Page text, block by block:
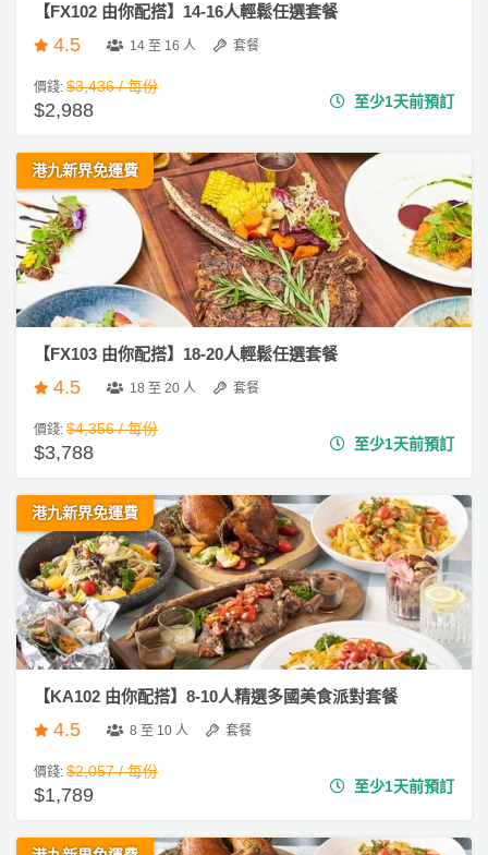
地
佈
置
用
即
食
即
煮
系
列
聚
會
拍
拖
廳
B
B
Q
場
地
新
奇
玩
體
婚
禮
親
子
動
清
單
助
餐
【FX102 由你配搭】14-16人輕鬆任選套餐
4.5 14 至 16 人 套餐
價錢: $3,436 / 每份
$2,988 至少1天前預訂
港九新界免運費
【FX103 由你配搭】18-20人輕鬆任選套餐
4.5 18 至 20 人 套餐
價錢: $4,356 / 每份
$3,788 至少1天前預訂
港九新界免運費
【KA102 由你配搭】8-10人精選多國美食派對套餐
4.5 8 至 10 人 套餐
價錢: $2,057 / 每份
$1,789 至少1天前預訂